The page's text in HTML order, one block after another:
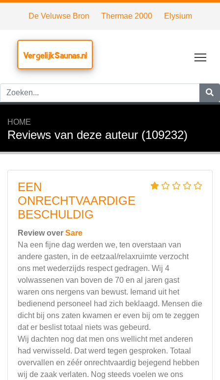
De Veluwse Bron Thermae 2000 Elysium
VergelijkSaunas.nl
HOME
Reviews van deze auteur (109232)
EEN
ONRECHTVAARDIGE
BESCHULDIG
Review over Sare
Na een fijne dag werden we, ten overstaan van
andere gasten, in de eetzaal/relaxruimte verzocht
ons met wederzijds respect gedragen. Wij 4
volwassenen van boven de 70 en al jaren gast
waren ons nergens van bewust. Iemand uit het
bedienend personeel had zich beklaagd. Mensen die
dicht bij ons zaten kwamen er even bij om te zeggen
dat er beslist totaal niets was gebeurd.
Wij dachten nog dat men ons wellicht met anderen
had verwisseld. Dat werd tegen gesproken. Totaal
overvallen en zéér onrechtvaardig bejegend hebben
wij de zaak verlaten. Nog steeds voelen we ons